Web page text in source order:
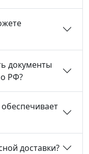
документы
РФ?
доставки?